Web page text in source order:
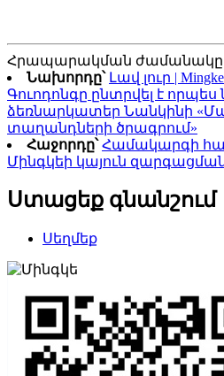
Հրապարակման ժամանակը.
Նախորդը՝ Լավ լուր |
Գուոդոնգը ընտրվել է
ձեռնարկատեր Նանկինի
տաղանդների ծրագրում»
Հաջորդը՝ Համակարգի
Մինգկեի կայուն
Ստացեք գնանշում
Սեղմեք